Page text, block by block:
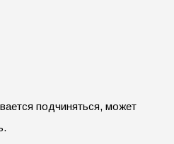
подчиняться, может